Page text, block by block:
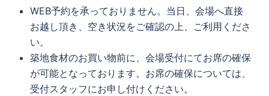
WEB予約を承っておりません。当日、会場へ直接
お越し頂き、空き状況をご確認の上、ご利用くださ
い。
築地食材のお買い物前に、会場受付にてお席の確保
が可能となっております。お席の確保については、
受付スタッフにお申し付けください。